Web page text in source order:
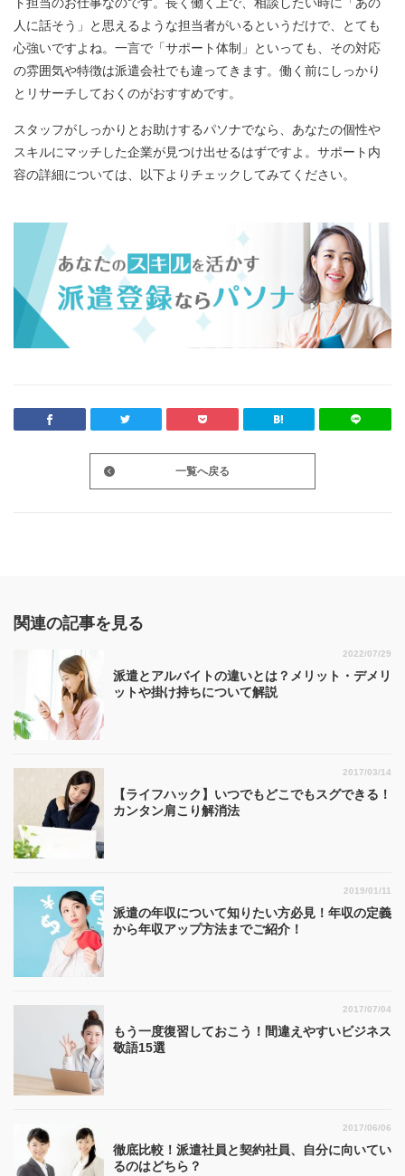
人に話そう」と思えるような担当者がいるというだけで、とても
心強いですよね。一言で「サポート体制」といっても、その対応
の雰囲気や特徴は派遣会社でも違ってきます。働く前にしっかり
とリサーチしておくのがおすすめです。
スタッフがしっかりとお助けするパソナでなら、あなたの個性や
スキルにマッチした企業が見つけ出せるはずですよ。サポート内
容の詳細については、以下よりチェックしてみてください。
一覧へ戻る
関連の記事を見る
派遣とアルバイトの違いとは？メリット・デメリ
ットや掛け持ちについて解説
2022/07/29
【ライフハック】いつでもどこでもスグできる！
カンタン肩こり解消法
2017/03/14
派遣の年収について知りたい方必見！年収の定義
から年収アップ方法までご紹介！
2019/01/11
もう一度復習しておこう！間違えやすいビジネス
敬語15選
2017/07/04
徹底比較！派遣社員と契約社員、自分に向いてい
るのはどちら？
2017/06/06